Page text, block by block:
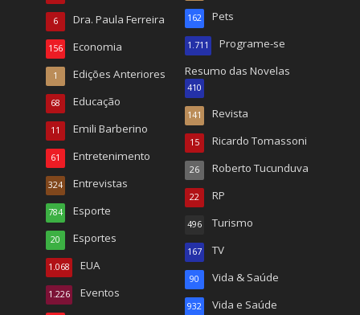
Dra. Paula Ferreira
6
Economia
156
Edições Anteriores
1
Educação
68
Emili Barberino
11
Entretenimento
61
Entrevistas
324
Esporte
784
Esportes
20
EUA
1.068
Eventos
1.226
Pets
162
Programe-se
1.711
Resumo das Novelas
410
Revista
141
Ricardo Tomassoni
15
Roberto Tucunduva
26
RP
22
Turismo
496
TV
167
Vida & Saúde
90
Vida e Saúde
932